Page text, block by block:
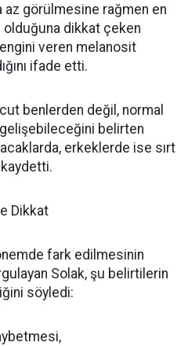
az görülmesine rağmen en
dikkat çeken
veren melanosit
ifade etti.
benlerden değil, normal
belirten
erkeklerde ise sırt
Dikkat
fark edilmesinin
Solak, şu belirtilerin
söyledi: